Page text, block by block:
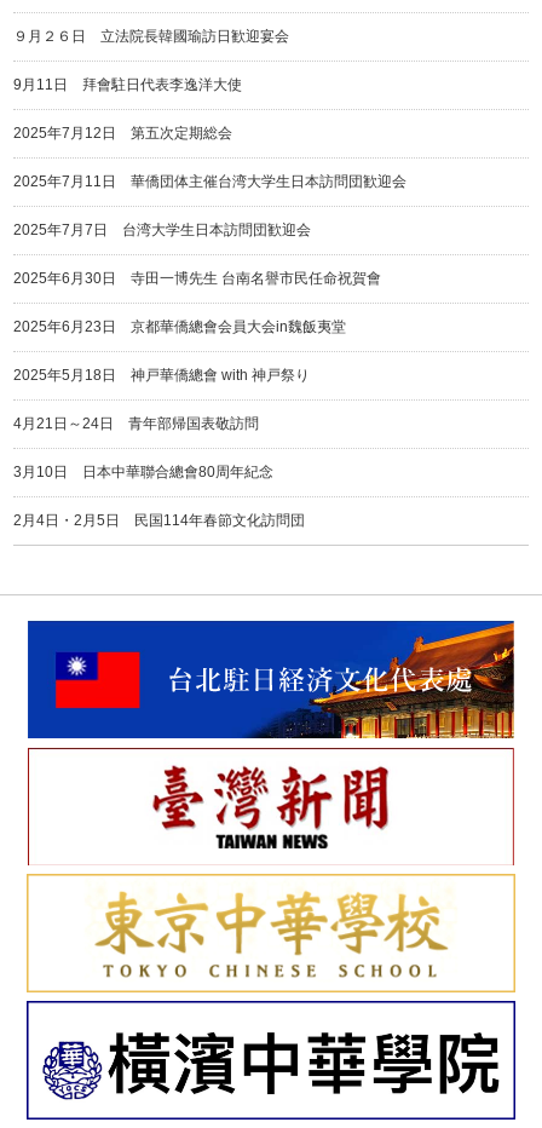
９月２６日 立法院長韓國瑜訪日歓迎宴会
9月11日 拜會駐日代表李逸洋大使
2025年7月12日 第五次定期総会
2025年7月11日 華僑団体主催台湾大学生日本訪問団歓迎会
2025年7月7日 台湾大学生日本訪問団歓迎会
2025年6月30日 寺田一博先生 台南名譽市民任命祝賀會
2025年6月23日 京都華僑總會会員大会in魏飯夷堂
2025年5月18日 神戸華僑總會 with 神戸祭り
4月21日～24日 青年部帰国表敬訪問
3月10日 日本中華聯合總會80周年紀念
2月4日・2月5日 民国114年春節文化訪問団